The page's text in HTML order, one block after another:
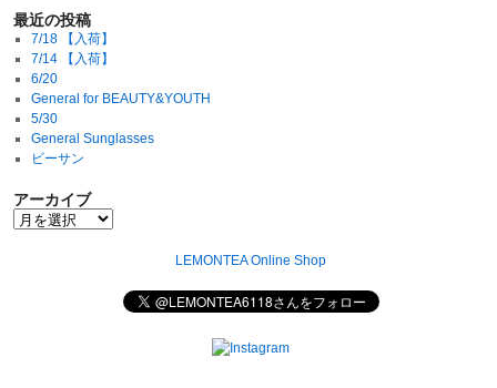
最近の投稿
7/18 【入荷】
7/14 【入荷】
6/20
General for BEAUTY&YOUTH
5/30
General Sunglasses
ビーサン
アーカイブ
LEMONTEA Online Shop